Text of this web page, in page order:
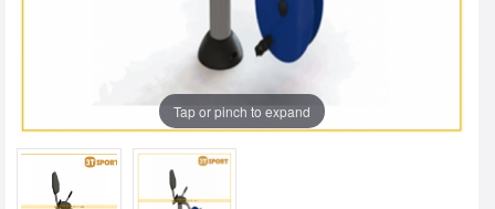
Tap or pinch to expand